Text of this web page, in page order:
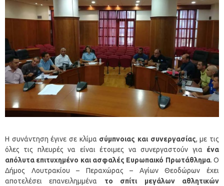
Η συνάντηση έγινε σε κλίμα σύμπνοιας και συνεργασίας, με τις
όλες τις πλευρές να είναι έτοιμες να συνεργαστούν για ένα
απόλυτα επιτυχημένο και ασφαλές Ευρωπαικό Πρωτάθλημα. Ο
Δήμος Λουτρακίου – Περαχώρας – Αγίων Θεοδώρων έχει
αποτελέσει επανειλημμένα το σπίτι μεγάλων αθλητικών